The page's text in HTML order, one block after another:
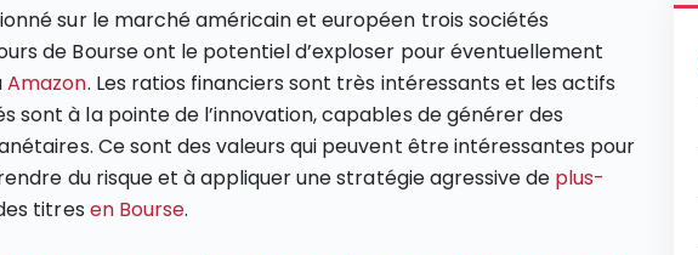
sur le marché américain et européen trois sociétés
de Bourse ont le potentiel d’exploser pour éventuellement
Amazon. Les ratios financiers sont très intéressants et les actifs
sont à la pointe de l’innovation, capables de générer des
Ce sont des valeurs qui peuvent être intéressantes pour
du risque et à appliquer une stratégie agressive de plus-
titres en Bourse.